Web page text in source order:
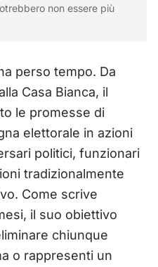
non essere più
perso tempo. Da
Casa Bianca, il
le promesse di
elettorale in azioni
politici, funzionari
tradizionalmente
Come scrive
il suo obiettivo
chiunque
o rappresenti un